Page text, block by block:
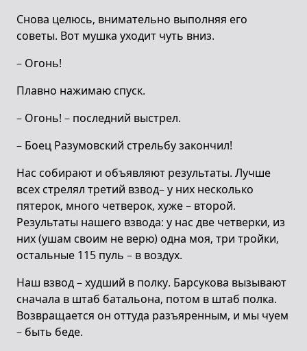
Снова целюсь, внимательно выполняя его
советы. Вот мушка уходит чуть вниз.
– Огонь!
Плавно нажимаю спуск.
– Огонь! – последний выстрел.
– Боец Разумовский стрельбу закончил!
Нас собирают и объявляют результаты. Лучше
всех стрелял третий взвод– у них несколько
пятерок, много четверок, хуже – второй.
Результаты нашего взвода: у нас две четверки, из
них (ушам своим не верю) одна моя, три тройки,
остальные 115 пуль – в воздух.
Наш взвод – худший в полку. Барсукова вызывают
сначала в штаб батальона, потом в штаб полка.
Возвращается он оттуда разъяренным, и мы чуем
– быть беде.